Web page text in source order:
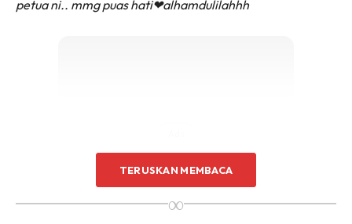
petua ni.. mmg puas hati❤alhamdulilahhh
TERUSKAN MEMBACA
∞